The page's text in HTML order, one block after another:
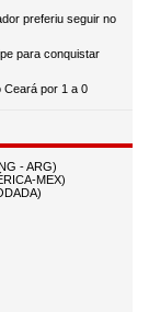
preferiu seguir no
para conquistar
Ceará por 1 a 0